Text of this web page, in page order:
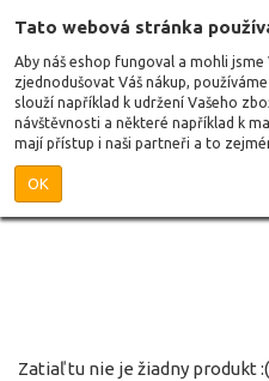
Tato webová stránka
Aby náš eshop fungoval a mohli
zjednodušovat Váš nákup,
slouží například k udržení Vašeho
návštěvnosti a některé například k
mají přístup i naši partneři a to
OK
Zatiaľ tu nie je žiadny produkt :(